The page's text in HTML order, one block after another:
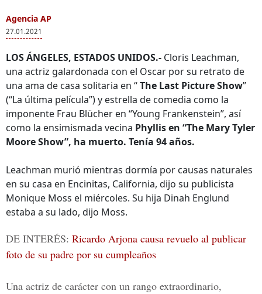
Agencia AP
27.01.2021
LOS ÁNGELES, ESTADOS UNIDOS.- Cloris Leachman,
una actriz galardonada con el Oscar por su retrato de
una ama de casa solitaria en “The Last Picture Show”
(“La última película”) y estrella de comedia como la
imponente Frau Blücher en “Young Frankenstein”, así
como la ensimismada vecina Phyllis en “The Mary Tyler
Moore Show”, ha muerto. Tenía 94 años.
Leachman murió mientras dormía por causas naturales
en su casa en Encinitas, California, dijo su publicista
Monique Moss el miércoles. Su hija Dinah Englund
estaba a su lado, dijo Moss.
DE INTERÉS: Ricardo Arjona causa revuelo al publicar
foto de su padre por su cumpleaños
Una actriz de carácter con un rango extraordinario,